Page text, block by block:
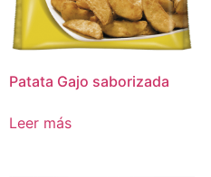
Patata Gajo saborizada
Leer más